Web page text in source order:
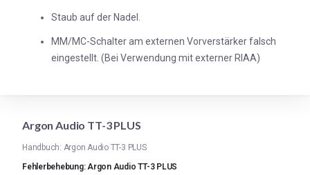
Staub auf der Nadel.
MM/MC-Schalter am externen Vorverstärker falsch
eingestellt. (Bei Verwendung mit externer RIAA)
Argon Audio TT-3 PLUS
Handbuch: Argon Audio TT-3 PLUS
Fehlerbehebung: Argon Audio TT-3 PLUS